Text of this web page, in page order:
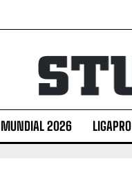
MUNDIAL 2026 LIGAPRO